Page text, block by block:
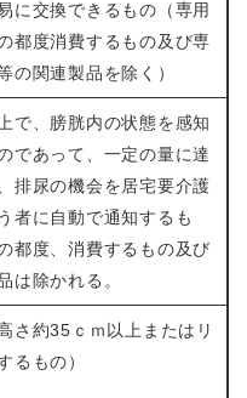
に交換できるもの（専用
都度消費するもの及び専
の関連製品を除く）
で、膀胱内の状態を感知
であって、一定の量に達
排尿の機会を居宅要介護
者に自動で通知するも
都度、消費するもの及び
は除かれる。
さ約35ｃｍ以上またはリ
るもの）